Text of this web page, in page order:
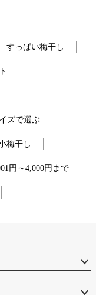
すっぱい梅干し
ズで選ぶ
梅干し
円～4,000円まで